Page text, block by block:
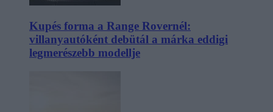
Kupés forma a Range Rovernél:
villanyautóként debütál a márka eddigi
legmerészebb modellje